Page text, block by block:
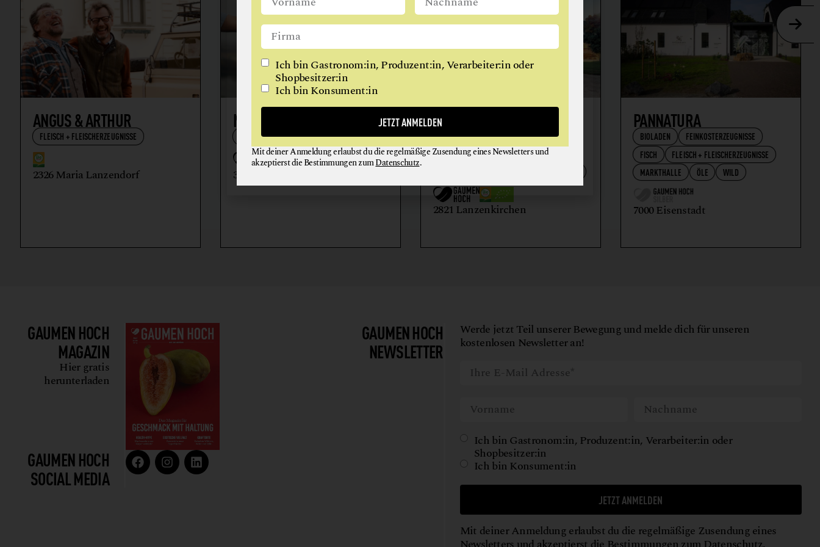
GETRÄNKE
GEWÜRZE
KAFFEE
MARKTHALLE
MEHL
MILCH + MILCHERZEUGNISSE
WORKSHOPS
WIEN
ANGUS & ARTHUR
FLEISCH + FLEISCHERZEUGNISSE
2326 Maria Lanzendorf
NIKOLAIHOF
3512 Mautern an der Donau
BIO-LANDWIRTSCHAFT
LILIENHOF
EIER + EIPRODUKTE
GEMÜSE
2821 Lanzenkirchen
PANNATURA
BIOLADEN
FEINKOSTERZEUGNISSE
FISCH
FLEISCH + FLEISCHERZEUGNISSE
MARKTHALLE
ÖLE WILD
7000 Eisenstadt
GAUMEN HOCH
MAGAZIN
Hier gratis
herunterladen
GAUMEN HOCH
SOCIAL MEDIA
GAUMEN HOCH
NEWSLETTER
Werde jetzt Teil unserer Bewegung und melde dich für unseren
kostenlosen Newsletter an!
Ich bin Gastronom:in, Produzent:in, Verarbeiter:in oder
Shopbesitzer:in
Ich bin Konsument:in
JETZT ANMELDEN
Mit deiner Anmeldung erlaubst du die regelmäßige Zusendung eines
Ich bin Gastronom:in, Produzent:in, Verarbeiter:in oder
Shopbesitzer:in
Ich bin Konsument:in
JETZT ANMELDEN
Mit deiner Anmeldung erlaubst du die regelmäßige Zusendung eines Newsletters und
akzeptierst die Bestimmungen zumDatenschutz.